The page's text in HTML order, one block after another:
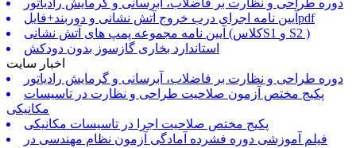
آیین نامه اجرای درب خروج آتش نشانی و دوربند+فایلpdf
آیین نامه مجموعه پمپ های آتش نشانی (کلاسS1 و S2 )
استاندارد بخاری گازسوز بدون دودکش
اخبار سایت
دوره طراحی و نظارت بر فاضلاب، آبرسانی و گرمایش رادیاتور
پکیج مختص آزمون صلاحیت طراحی و نظارت در تاسیسات
مکانیکی
پکیج مختص صلاحیت اجرا در تاسیسات مکانیکی
فیلم آموزشی دوره فشرده آمادگی آزمون نظام مهندسی در